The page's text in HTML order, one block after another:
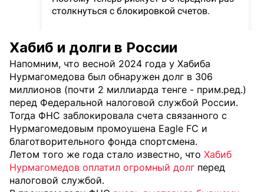
Хабиб и долги в России
Напомним, что весной 2024 года у Хабиба
Нурмагомедова был обнаружен долг в 306
миллионов (почти 2 миллиарда тенге - прим.ред.)
перед Федеральной налоговой службой России.
Тогда ФНС заблокировала счета связанного с
Нурмагомедовым промоушена Eagle FC и
благотворительного фонда спортсмена.
Летом того же года стало известно, что Хабиб
Нурмагомедов оплатил огромный долг перед
налоговой службой.